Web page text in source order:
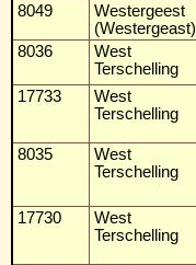
8049
Westergeest
(Westergeast)
8036
West
Terschelling
17733
West
Terschelling
8035
West
Terschelling
17730
West
Terschelling